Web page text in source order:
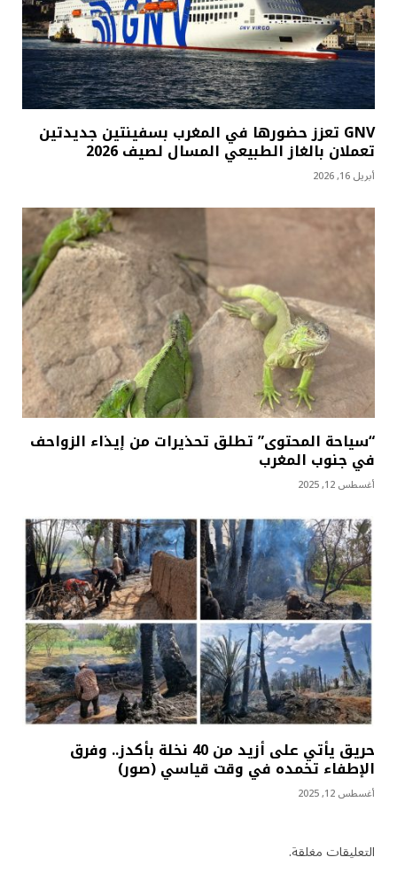
GNV تعزز حضورها في المغرب بسفينتين جديدتين
تعملان بالغاز الطبيعي المسال لصيف 2026
أبريل 16, 2026
“سياحة المحتوى” تطلق تحذيرات من إيذاء الزواحف
في جنوب المغرب
أغسطس 12, 2025
حريق يأتي على أزيد من 40 نخلة بأكدز.. وفرق
الإطفاء تخمده في وقت قياسي (صور)
أغسطس 12, 2025
التعليقات مغلقة.